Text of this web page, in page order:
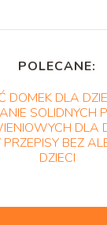
POLECANE:
DOMEK DLA
SOLIDNYCH
DLA
BEZ
DZIECI